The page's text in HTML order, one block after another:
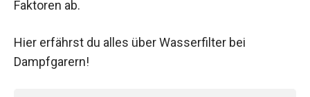
Faktoren ab.
Hier erfährst du alles über Wasserfilter bei
Dampfgarern!